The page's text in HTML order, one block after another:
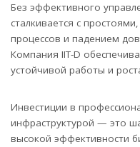
Без эффективного
сталкивается с
процессов и падением
Компания IIT-D
устойчивой работы и
Инвестиции в
инфраструктурой — это
высокой эффективности